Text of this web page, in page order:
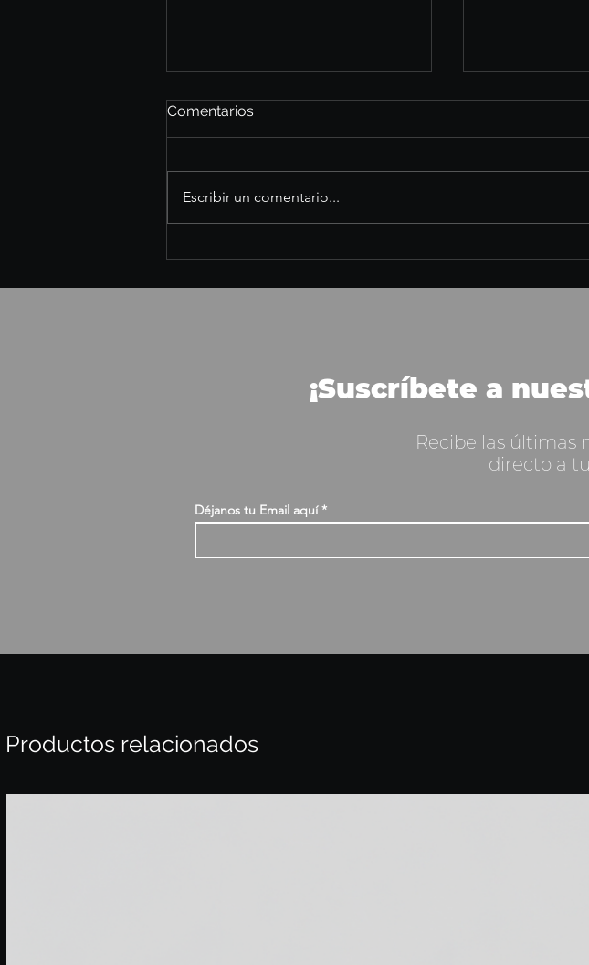
producción de J Dilla en
álbum
Comentarios
Escribir un comentario...
¡Suscríbete a
Recibe las últimas
directo a
Déjanos tu Email aquí
Productos relacionados